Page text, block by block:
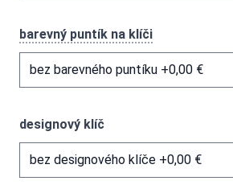
barevný puntík na klíči
designový klíč